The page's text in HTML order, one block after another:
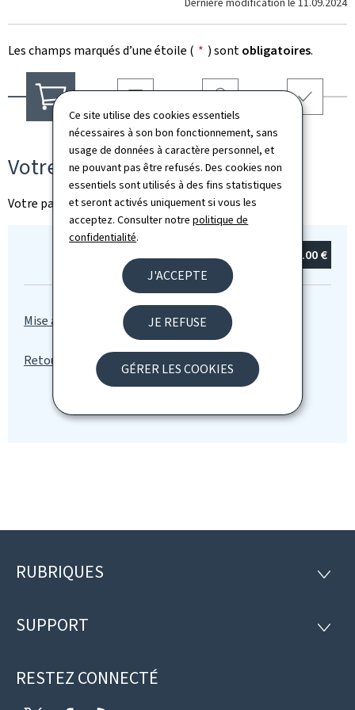
Ce site utilise des cookies essentiels
nécessaires à son bon fonctionnement, sans
usage de données à caractère personnel, et
ne pouvant pas être refusés. Des cookies non
essentiels sont utilisés à des fins statistiques
et seront activés uniquement si vous les
acceptez. Consulter notrepolitique de
confidentialité.
J'ACCEPTE
JE REFUSE
GÉRER LES COOKIES
Les champs marqués d’une étoile ( * ) sontobligatoires.
Votre panier Livraison Adresse Récapitulatif
Votre panier
Votre panier est vide
Total : 0.00 €
Pied
page
RUBRIQUES
SUPPORT
RESTEZ CONNECTÉ